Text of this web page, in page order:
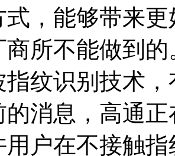
式，能够带来
商所不能做到
指纹识别技术
的消息，高通
用户在不接触